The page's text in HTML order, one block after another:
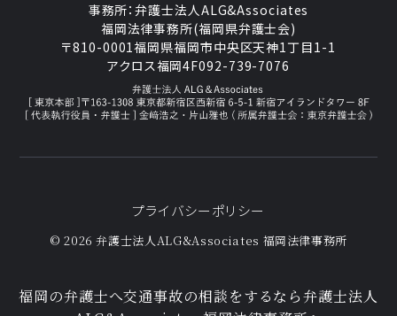
福岡の弁護士へ交通事故の相談をするなら弁護士法人
事務所：弁護士法人ALG&Associates
福岡法律事務所(福岡県弁護士会)
〒810-0001福岡県福岡市中央区天神1丁目1-1
アクロス福岡4F092-739-7076
プライバシーポリシー
© 2026 弁護士法人ALG&Associates 福岡法律事務所